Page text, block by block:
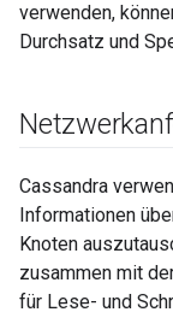
verwenden,
Durchsatz und
Cassandra
Informationen
Knoten
zusammen mit
für Lese- und